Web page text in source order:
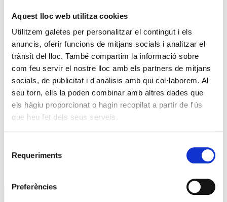
Aquest lloc web utilitza cookies
Utilitzem galetes per personalitzar el contingut i els
anuncis, oferir funcions de mitjans socials i analitzar el
trànsit del lloc. També compartim la informació sobre
com feu servir el nostre lloc amb els partners de mitjans
socials, de publicitat i d'anàlisis amb qui col·laborem. Al
seu torn, ells la poden combinar amb altres dades que
els hàgiu proporcionat o hagin recopilat a partir de l'ús
que heu fet dels seus serveis.
Requeriments
Preferències
24 25 26 27 28 29 30
31
« jul.
Reunió amb Núria Gil Sisó, delegada del Govern a
Lleida
17 setembre @10:00-11:00
Esdeveniment: Europa Social. 40 anys d’Europa
Premis PIMEC 2026
SERVEIS